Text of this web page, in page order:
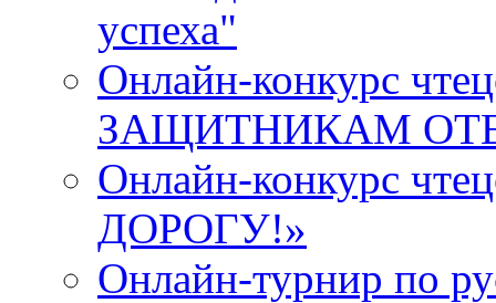
успеха"
Онлайн-конкурс
ЗАЩИТНИКАМ
Онлайн-конкурс
ДОРОГУ!»
Онлайн-турнир по